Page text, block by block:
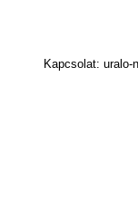
Kapcsolat: uralo-